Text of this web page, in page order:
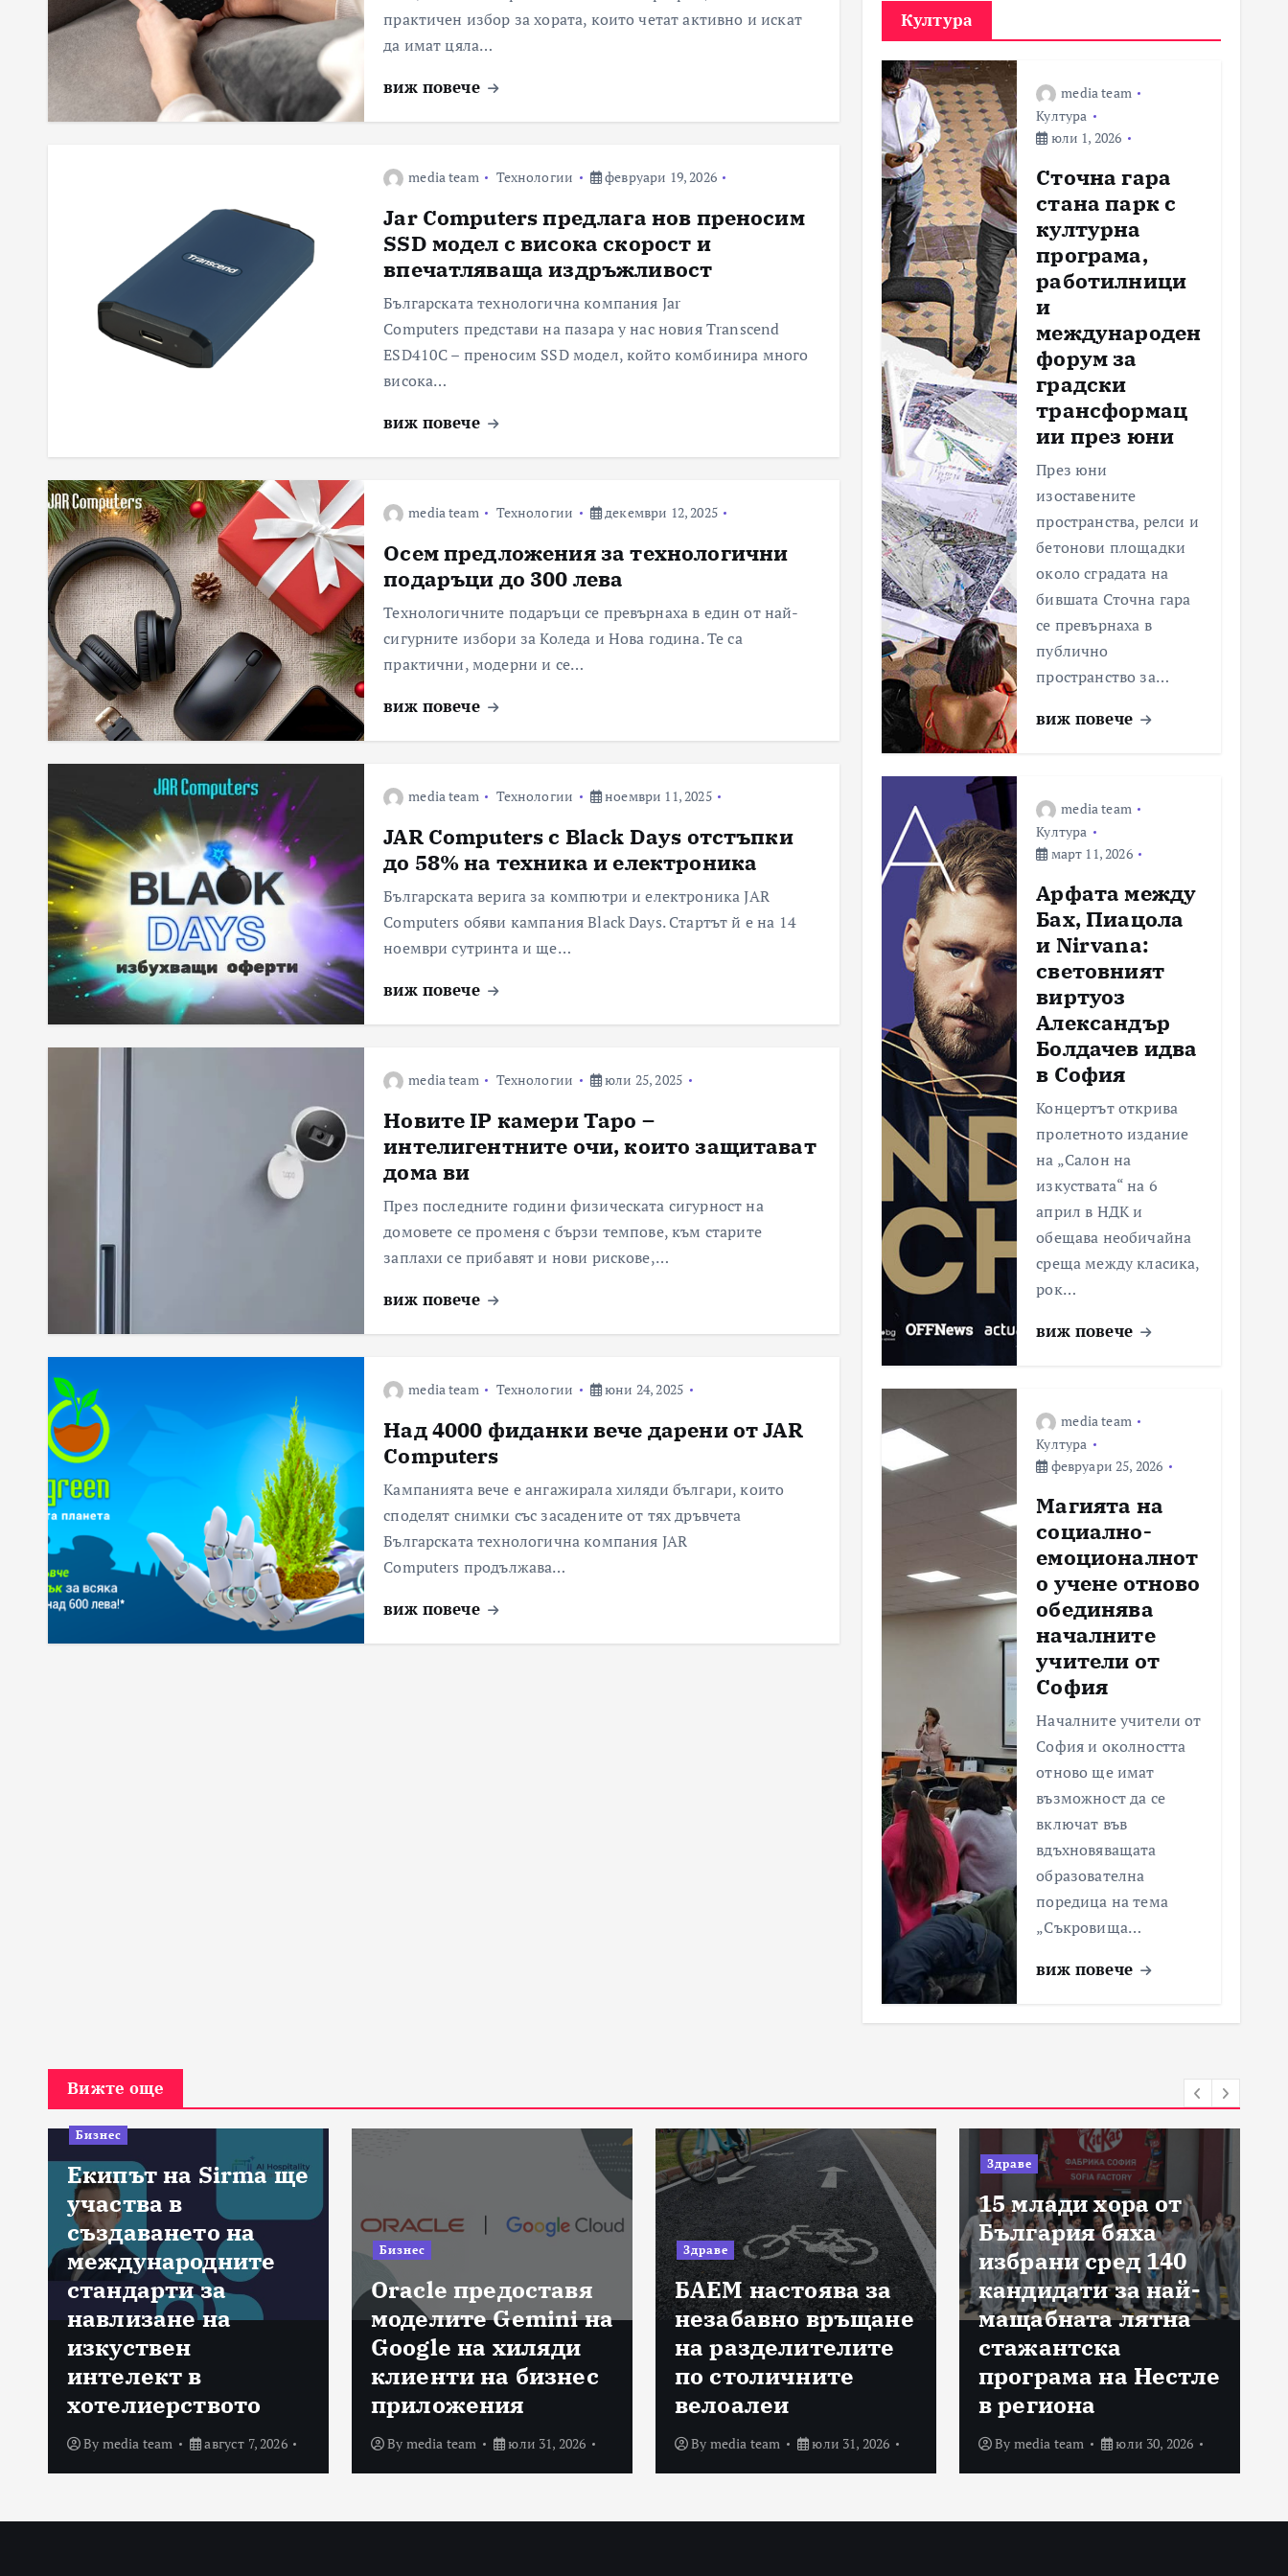
практичен избор за хората, които четат активно и искат
да имат цяла…
виж повече
media team Технологии февруари 19, 2026
Jar Computers предлага нов преносим
SSD модел с висока скорост и
впечатляваща издръжливост
Българската технологична компания Jar
Computers представи на пазара у нас новия Transcend
ESD410C – преносим SSD модел, който комбинира много
висока…
виж повече
media team Технологии декември 12, 2025
Осем предложения за технологични
подаръци до 300 лева
Технологичните подаръци се превърнаха в един от най-
сигурните избори за Коледа и Нова година. Те са
практични, модерни и се…
виж повече
media team Технологии ноември 11, 2025
JAR Computers с Black Days отстъпки
до 58% на техника и електроника
Българската верига за компютри и електроника JAR
Computers обяви кампания Black Days. Стартът й е на 14
ноември сутринта и ще…
виж повече
media team Технологии юли 25, 2025
Новите IP камери Tapo –
интелигентните очи, които защитават
дома ви
През последните години физическата сигурност на
домовете се променя с бързи темпове, към старите
заплахи се прибавят и нови рискове,…
виж повече
media team Технологии юни 24, 2025
Над 4000 фиданки вече дарени от JAR
Computers
Кампанията вече е ангажирала хиляди българи, които
споделят снимки със засадените от тях дръвчета
Българската технологична компания JAR
Computers продължава…
виж повече
Култура
media team
Култура
юли 1, 2026
Сточна гара
стана парк с
културна
програма,
работилници
и
международен
форум за
градски
трансформац
ии през юни
През юни
изоставените
пространства, релси и
бетонови площадки
около сградата на
бившата Сточна гара
се превърнаха в
публично
пространство за…
виж повече
media team
Култура
март 11, 2026
Арфата между
Бах, Пиацола
и Nirvana:
световният
виртуоз
Александър
Болдачев идва
в София
Концертът открива
пролетното издание
на „Салон на
изкуствата“ на 6
април в НДК и
обещава необичайна
среща между класика,
рок…
виж повече
media team
Култура
февруари 25, 2026
Магията на
социално-
емоционалнот
о учене отново
обединява
началните
учители от
София
Началните учители от
София и околността
отново ще имат
възможност да се
включат във
вдъхновяващата
образователна
поредица на тема
„Съкровища…
виж повече
Вижте още
Бизнес
Екипът на Sirma ще
участва в
създаването на
международните
стандарти за
навлизане на
изкуствен
интелект в
хотелиерството
By media team август 7, 2026
Бизнес
Oracle предоставя
моделите Gemini на
Google на хиляди
клиенти на бизнес
приложения
By media team юли 31, 2026
Здраве
БАЕМ настоява за
незабавно връщане
на разделителите
по столичните
велоалеи
By media team юли 31, 2026
Здраве
15 млади хора от
България бяха
избрани сред 140
кандидати за най-
мащабната лятна
стажантска
програма на Нестле
в региона
By media team юли 30, 2026